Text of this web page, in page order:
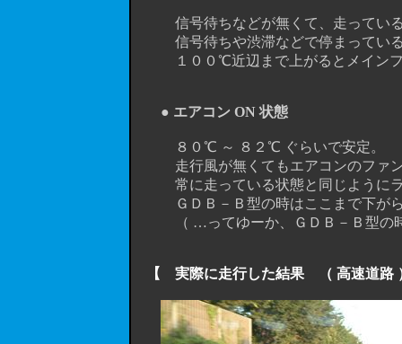
信号待ちなどが無くて、走っている
信号待ちや渋滞などで停まっている
１００℃近辺まで上がるとメインフ
● エアコン ON 状態
８０℃ ～ ８２℃ ぐらいで安定。
走行風が無くてもエアコンのファン
常に走っている状態と同じようにラ
ＧＤＢ－Ｂ型の時はここまで下がら
（ …ってゆーか、ＧＤＢ－Ｂ型の時
【 実際に走行した結果 （ 高速道